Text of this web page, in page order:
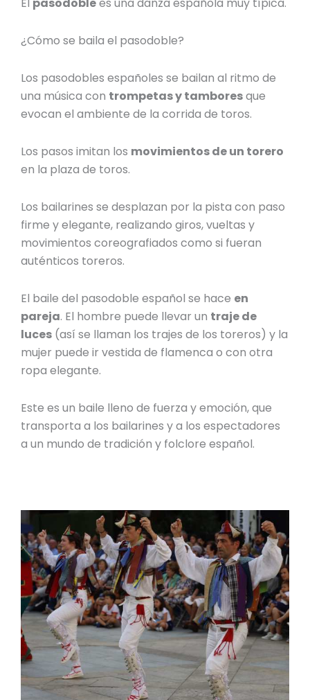
El pasodoblees unadanza española muy típica.
¿Cómo se baila el pasodoble?
Los pasodobles españolesse bailan al ritmo de
una música con trompetas y tamboresque
evocan el ambiente de la corrida de toros.
Los pasos imitan los movimientos de un torero
en la plaza de toros.
Los bailarines se desplazan por la pista con paso
firme y elegante, realizando giros, vueltas y
movimientos coreografiados como si fueran
auténticos toreros.
El baile del pasodoble españolse hace en
pareja. El hombre puede llevar un traje de
luces (así se llaman los trajes de los toreros) y la
mujer puede ir vestida de flamenca o con otra
ropa elegante.
Este es un baile lleno de fuerza y emoción, que
transporta a los bailarines y a los espectadores
a un mundo de tradición y folclore español.